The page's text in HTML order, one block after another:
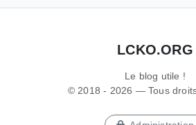
LCKO.ORG
Le blog utile !
© 2018 - 2026 — Tous